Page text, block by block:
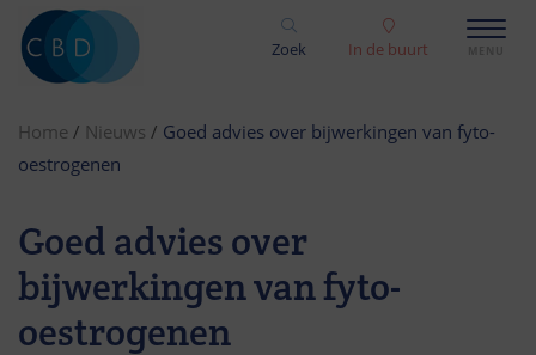
Zoek In de buurt
Home / Nieuws / Goed advies over bijwerkingen van fyto-
oestrogenen
Goed advies over
bijwerkingen van fyto-
oestrogenen